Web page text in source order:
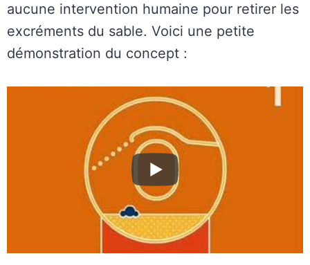
aucune intervention humaine pour retirer les
excréments du sable. Voici une petite
démonstration du concept :